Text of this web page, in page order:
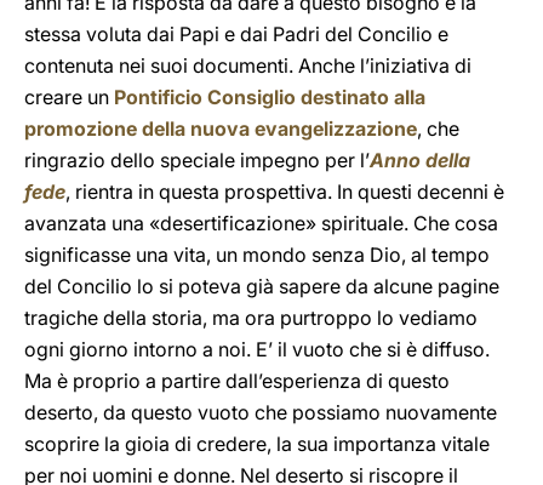
stessa voluta dai Papi e dai Padri del Concilio e
contenuta nei suoi documenti. Anche l’iniziativa di
creare un Pontificio Consiglio destinato alla
promozione della nuova evangelizzazione, che
ringrazio dello speciale impegno per l’Anno della
fede, rientra in questa prospettiva. In questi decenni è
avanzata una «desertificazione» spirituale. Che cosa
significasse una vita, un mondo senza Dio, al tempo
del Concilio lo si poteva già sapere da alcune pagine
tragiche della storia, ma ora purtroppo lo vediamo
ogni giorno intorno a noi. E’ il vuoto che si è diffuso.
Ma è proprio a partire dall’esperienza di questo
deserto, da questo vuoto che possiamo nuovamente
scoprire la gioia di credere, la sua importanza vitale
per noi uomini e donne. Nel deserto si riscopre il